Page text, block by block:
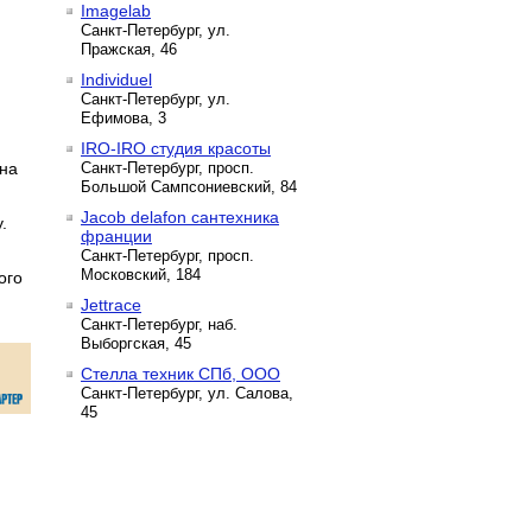
Imagelab
Санкт-Петербург, ул.
Пражская, 46
Individuel
Санкт-Петербург, ул.
Ефимова, 3
IRO-IRO студия красоты
Санкт-Петербург, просп.
Большой Сампсониевский, 84
Jacob delafon сантехника
франции
Санкт-Петербург, просп.
Московский, 184
Jettrace
Санкт-Петербург, наб.
Выборгская, 45
Стелла техник СПб, ООО
Санкт-Петербург, ул. Салова,
45